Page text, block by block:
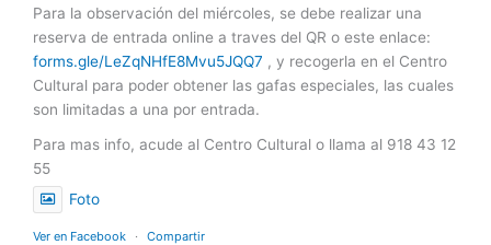
Para la observación del miércoles, se debe realizar una
reserva de entrada online a traves del QR o este enlace:
forms.gle/LeZqNHfE8Mvu5JQQ7 , y recogerla en el Centro
Cultural para poder obtener las gafas especiales, las cuales
son limitadas a una por entrada.
Para mas info, acude al Centro Cultural o llama al 918 43 12
55
Foto
Ver en Facebook · Compartir